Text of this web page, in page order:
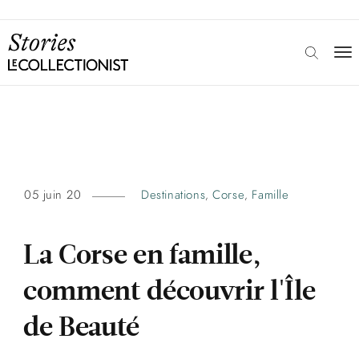
05 juin 20 Destinations,Corse, Famille
La Corse en famille,
comment découvrir l'Île
de Beauté